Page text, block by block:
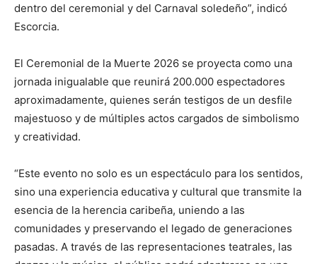
dentro del ceremonial y del Carnaval soledeño”, indicó
Escorcia.
El Ceremonial de la Muerte 2026 se proyecta como una
jornada inigualable que reunirá 200.000 espectadores
aproximadamente, quienes serán testigos de un desfile
majestuoso y de múltiples actos cargados de simbolismo
y creatividad.
“Este evento no solo es un espectáculo para los sentidos,
sino una experiencia educativa y cultural que transmite la
esencia de la herencia caribeña, uniendo a las
comunidades y preservando el legado de generaciones
pasadas. A través de las representaciones teatrales, las